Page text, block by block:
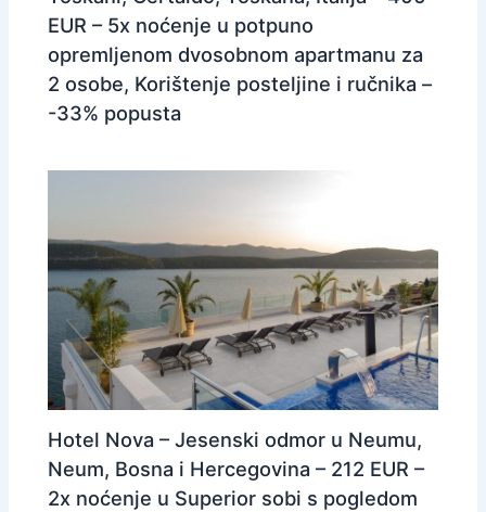
EUR – 5x noćenje u potpuno
opremljenom dvosobnom apartmanu za
2 osobe, Korištenje posteljine i ručnika –
-33% popusta
Hotel Nova – Jesenski odmor u Neumu,
Neum, Bosna i Hercegovina – 212 EUR –
2x noćenje u Superior sobi s pogledom